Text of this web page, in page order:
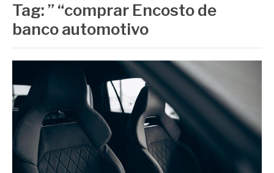
Tag: ” “comprar Encosto de
banco automotivo